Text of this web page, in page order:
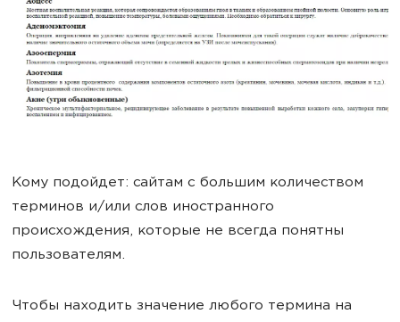
Кому подойдет: сайтам с большим количеством
терминов и/или слов иностранного
происхождения, которые не всегда понятны
пользователям.
Чтобы находить значение любого термина на